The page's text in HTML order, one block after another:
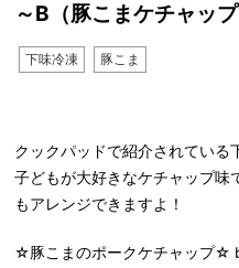
～B（豚こまケチャッ
下味冷凍 豚こま
クックパッドで紹介されている
子どもが大好きなケチャップ味
もアレンジできますよ！
☆豚こまのポークケチャップ